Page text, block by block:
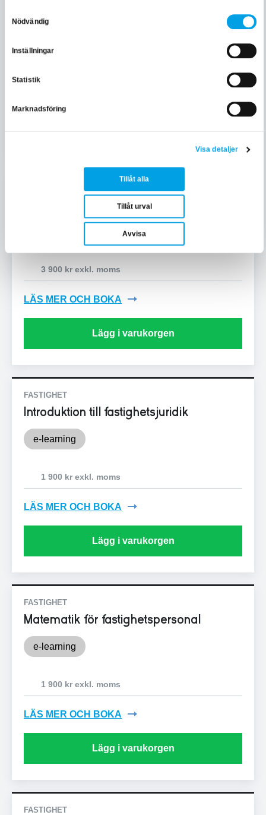
Nödvändig
Inställningar
Statistik
Marknadsföring
Visa detaljer
Tillåt alla
Tillåt urval
Avvisa
e-learning
Värme och kylteknik
3 900 kr exkl. moms
LÄS MER OCH BOKA
Lägg i varukorgen
FASTIGHET
Introduktion till fastighetsjuridik
e-learning
1 900 kr exkl. moms
LÄS MER OCH BOKA
Lägg i varukorgen
FASTIGHET
Matematik för fastighetspersonal
e-learning
1 900 kr exkl. moms
LÄS MER OCH BOKA
Lägg i varukorgen
FASTIGHET